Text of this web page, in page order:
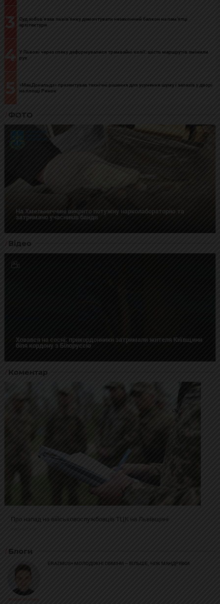
3
Суд зобов’язав львів’янку демонтувати незаконний балкон на пам’ятці
архітектури
4
У Львові через спеку деформувалися трамвайні колії: шість маршрутів змінили
рух
5
«МакДональдз» презентував технічні рішення для усунення шуму і запахів у дворі
на площі Ринок
ФОТО
На Хмельниччині викрито потужну нарколабораторію та
затримано учасників банди
Відео
Ховався на сосні: прикордонники затримали жителя Київщини
біля кордону з Білоруссю
Коментар
Про напад на військовослужбовців ТЦК на Львівщині
Блоги
Богдан Козійчук
ERAZMUS+ МОЛОДІЖНІ ОБМІНИ – БІЛЬШЕ, НІЖ МАНДРІВКИ